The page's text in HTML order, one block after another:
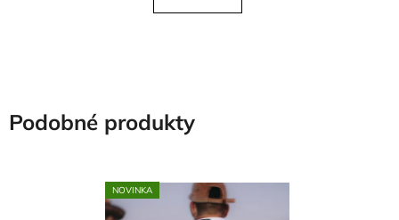
Podobné produkty
NOVINKA